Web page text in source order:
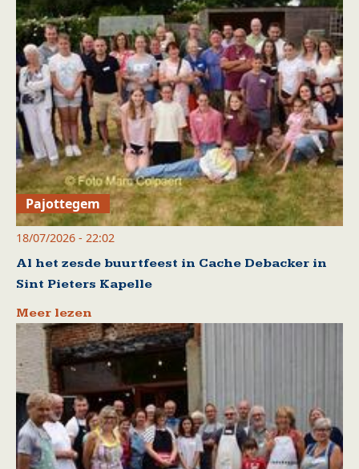
Pajottegem
18/07/2026 - 22:02
Al het zesde buurtfeest in Cache Debacker in
Sint Pieters Kapelle
Meer lezen